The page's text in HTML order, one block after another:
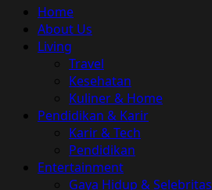
Primary
Menu
Home
About Us
Living
Travel
Kesehatan
Kuliner & Home
Pendidikan & Karir
Karir & Tech
Pendidikan
Entertainment
Gaya Hidup & Selebritas